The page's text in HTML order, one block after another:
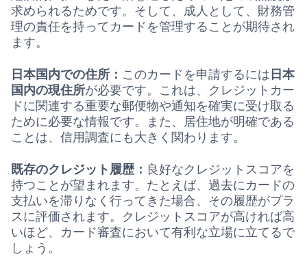
求められるためです。そして、成人として、財務管
理の責任を持ってカードを管理することが期待され
ます。
日本国内での住所： このカードを申請するには 日本
国内の現住所が必要です。これは、クレジットカー
ドに関連する重要な郵便物や通知を確実に受け取る
ために必要な情報です。また、居住地が明確である
ことは、信用調査にも大きく関わります。
既存のクレジット履歴： 良好なクレジットスコアを
持つことが望まれます。たとえば、過去にカードの
支払いを滞りなく行ってきた場合、その履歴がプラ
スに評価されます。クレジットスコアが高ければ高
いほど、カード審査において有利な立場に立てるで
しょう。